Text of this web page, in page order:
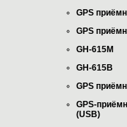
GPS
GPS
GH-615M
GH-615B
GPS
GPS-
(USB)